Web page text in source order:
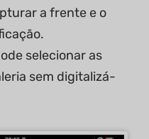
a frente e o
selecionar as
sem digitalizá-